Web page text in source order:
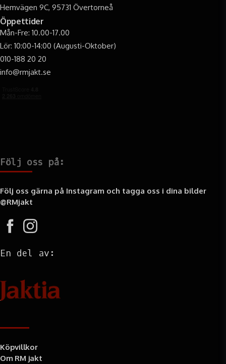
Hemvägen 9C, 95731 Övertorneå
Öppettider
Mån-Fre: 10.00-17.00
Lör: 10:00-14:00 (Augusti-Oktober)
010-188 20 20
info@rmjakt.se
Följ oss på:
Följ oss gärna på Instagram och tagga oss i dina bilder
@RMjakt
En del av:
Köpvillkor
Om RM jakt